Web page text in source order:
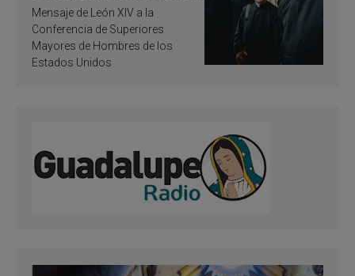
de inspiración y
santificación
Mensaje de León XIV a la
Conferencia de Superiores
Mayores de Hombres de los
Estados Unidos